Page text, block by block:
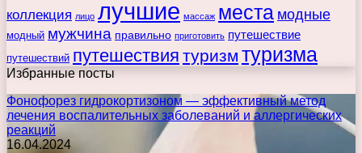
коллекция лицо лучшие массаж места модные
модный мужчина правильно приготовить путешествие
путешествий путешествия туризм туризма
Избранные посты
Фонофорез гидрокортизоном — эффективный метод
лечения воспалительных заболеваний и аллергических
реакций
16.04.2024